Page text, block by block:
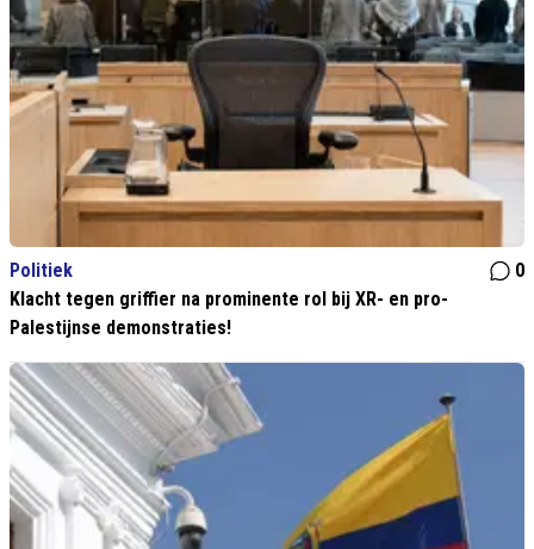
Politiek
0
Klacht tegen griffier na prominente rol bij XR- en pro-
Palestijnse demonstraties!